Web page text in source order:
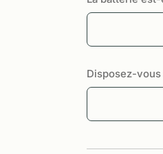
Disposez-